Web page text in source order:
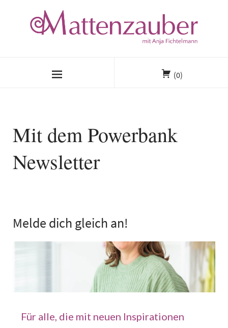
(0)
Mit dem Powerbank
Newsletter
Melde dich gleich an!
Für alle, die mit neuen Inspirationen